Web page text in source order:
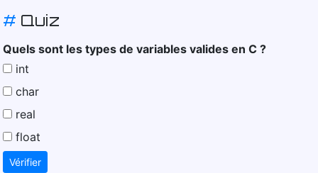
# Quiz
Quels sont les types de variables valides en C ?
int
char
real
float
Vérifier